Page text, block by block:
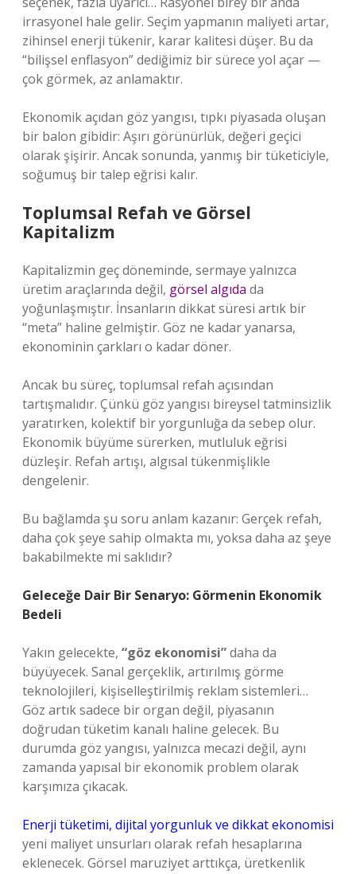
irrasyonel hale gelir. Seçim yapmanın maliyeti artar,
zihinsel enerji tükenir, karar kalitesi düşer. Bu da
“bilişsel enflasyon” dediğimiz bir sürece yol açar —
çok görmek, az anlamaktır.
Ekonomik açıdan göz yangısı, tıpkı piyasada oluşan
bir balon gibidir: Aşırı görünürlük, değeri geçici
olarak şişirir. Ancak sonunda, yanmış bir tüketiciyle,
soğumuş bir talep eğrisi kalır.
Toplumsal Refah ve Görsel
Kapitalizm
Kapitalizmin geç döneminde, sermaye yalnızca
üretim araçlarında değil, görsel algıda da
yoğunlaşmıştır. İnsanların dikkat süresi artık bir
“meta” haline gelmiştir. Göz ne kadar yanarsa,
ekonominin çarkları o kadar döner.
Ancak bu süreç, toplumsal refah açısından
tartışmalıdır. Çünkü göz yangısı bireysel tatminsizlik
yaratırken, kolektif bir yorgunluğa da sebep olur.
Ekonomik büyüme sürerken, mutluluk eğrisi
düzleşir. Refah artışı, algısal tükenmişlikle
dengelenir.
Bu bağlamda şu soru anlam kazanır: Gerçek refah,
daha çok şeye sahip olmakta mı, yoksa daha az şeye
bakabilmekte mi saklıdır?
Geleceğe Dair Bir Senaryo: Görmenin Ekonomik
Bedeli
Yakın gelecekte, “göz ekonomisi”daha da
büyüyecek. Sanal gerçeklik, artırılmış görme
teknolojileri, kişiselleştirilmiş reklam sistemleri…
Göz artık sadece bir organ değil, piyasanın
doğrudan tüketim kanalı haline gelecek. Bu
durumda göz yangısı, yalnızca mecazi değil, aynı
zamanda yapısal bir ekonomik problem olarak
karşımıza çıkacak.
Enerji tüketimi, dijital yorgunluk ve dikkat ekonomisi
yeni maliyet unsurları olarak refah hesaplarına
eklenecek. Görsel maruziyet arttıkça, üretkenlik